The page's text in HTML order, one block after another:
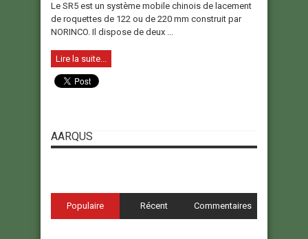
Le SR5 est un système mobile chinois de lacement
de roquettes de 122 ou de 220 mm construit par
NORINCO. Il dispose de deux ...
Lire la suite...
AARQUS
Populaire Récent Commentaires